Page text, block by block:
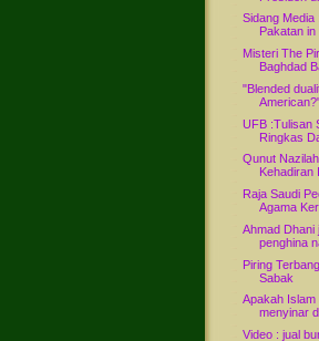
Sidang
Pakatan
Misteri The
Baghdad
"Blended
UFB :Tulisan
Ringkas
Qunut
Kehadiran
Raja Saudi
Agama
Ahmad Dhani
penghina
Piring
Sabak
Apakah
menyinar
Video : jual